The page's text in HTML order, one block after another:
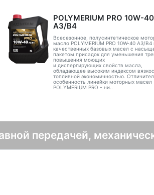
POLYMERIUM PRO 10W-40
A3/B4
Всесезонное, полусинтетическое
масло POLYMERIUM PRO 10W-40 A3/B4
качественных базовых масел с
пакетом присадок для уменьшения
повышения моющих
и диспергирующих свойств масла,
обладающее высоким индексом
топливной экономичностью.
особенность линейки моторных масел
POLYMERIUM PRO - ни..
передачей,